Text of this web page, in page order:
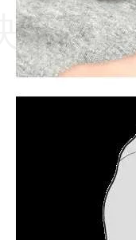
映维网